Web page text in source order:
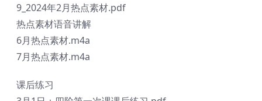
9_2024年2月热点素材.pdf
热点素材语音讲解
6月热点素材.m4a
7月热点素材.m4a
课后练习